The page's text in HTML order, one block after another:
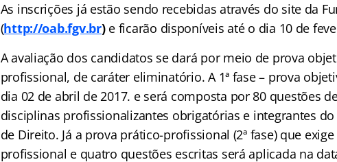
As inscrições já estão sendo recebidas através do site da
(http://oab.fgv.br)e ficarão disponíveis até o dia 10 de
A avaliação dos candidatos se dará por meio de prova
profissional, de caráter eliminatório. A 1ª fase – prova
dia 02 de abril de 2017. e será composta por 80 questões
disciplinas profissionalizantes obrigatórias e integrantes
de Direito. Já a prova prático-profissional (2ª fase) que
profissional e quatro questões escritas será aplicada na